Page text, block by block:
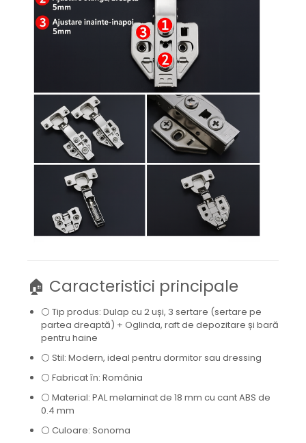
🏠 Caracteristici principale
⚪ Tip produs: Dulap cu 2 uși, 3 sertare (sertare pe
partea dreaptă) + Oglinda, raft de depozitare și bară
pentru haine
⚪ Stil: Modern, ideal pentru dormitor sau dressing
⚪ Fabricat în: România
⚪ Material: PAL melaminat de 18 mm cu cant ABS de
0.4 mm
⚪ Culoare: Sonoma